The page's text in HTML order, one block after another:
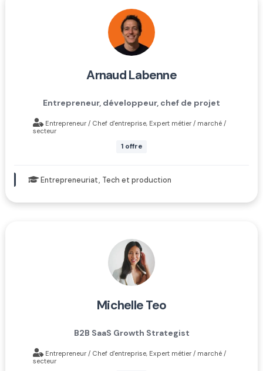
arnaud labenne
Entrepreneur, développeur, chef de projet
Entrepreneur / Chef d'entreprise, Expert métier / marché /
secteur
1 offre
Entrepreneuriat, Tech et production
michelle teo
B2B SaaS Growth Strategist
Entrepreneur / Chef d'entreprise, Expert métier / marché /
secteur